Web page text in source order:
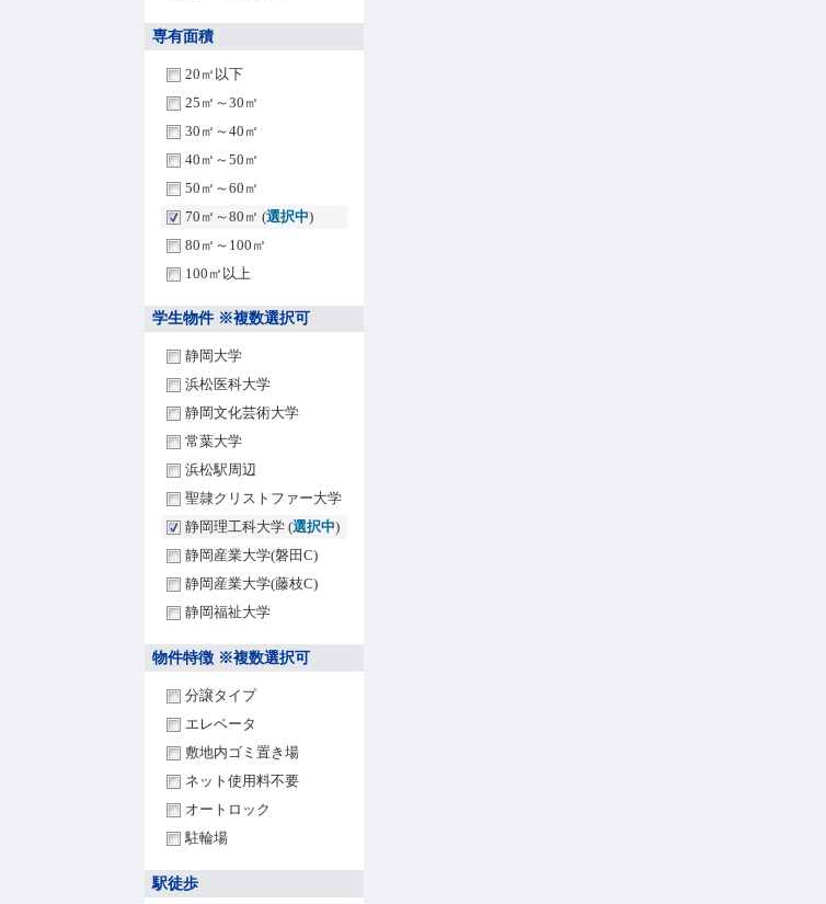
専有面積
20㎡以下
25㎡～30㎡
30㎡～40㎡
40㎡～50㎡
50㎡～60㎡
70㎡～80㎡ (選択中)
80㎡～100㎡
100㎡以上
学生物件 ※複数選択可
静岡大学
浜松医科大学
静岡文化芸術大学
常葉大学
浜松駅周辺
聖隷クリストファー大学
静岡理工科大学 (選択中)
静岡産業大学(磐田C)
静岡産業大学(藤枝C)
静岡福祉大学
物件特徴 ※複数選択可
分譲タイプ
エレベータ
敷地内ゴミ置き場
ネット使用料不要
オートロック
駐輪場
駅徒歩